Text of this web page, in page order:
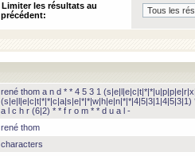
Limiter les résultats au
précédent:
rené thom a n d * * 4 5 3 1
(s|e|l|e|c|t|*|*|c|a|s|e|*|*|w|h|e|n|*|*|4|5|3|1|4|5|3|1)
a l c h r (6|2) * * f r o m * * d u a l -
rené thom
characters